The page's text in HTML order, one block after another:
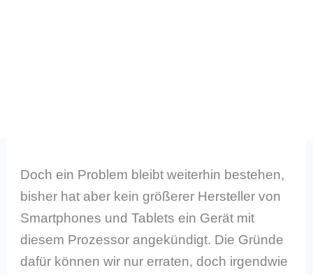
Doch ein Problem bleibt weiterhin bestehen,
bisher hat aber kein größerer Hersteller von
Smartphones und Tablets ein Gerät mit
diesem Prozessor angekündigt. Die Gründe
dafür können wir nur erraten, doch irgendwie